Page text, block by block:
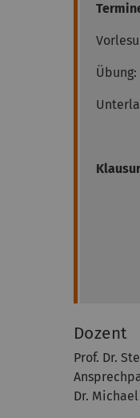
Übung:
Dozent
Prof. Dr.
Dr.